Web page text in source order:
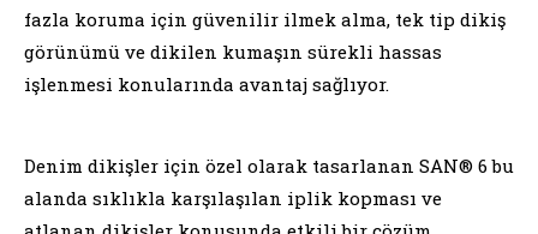
fazla koruma için güvenilir ilmek alma, tek tip dikiş
görünümü ve dikilen kumaşın sürekli hassas
işlenmesi konularında avantaj sağlıyor.
Denim dikişler için özel olarak tasarlanan SAN® 6 bu
alanda sıklıkla karşılaşılan iplik kopması ve